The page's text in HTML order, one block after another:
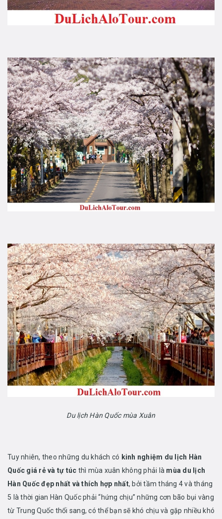
Du lịch Hàn Quốc mùa Xuân
Tuy nhiên, theo những du khách có kinh nghiệm du lịch Hàn
Quốc giá rẻ và tự túc thì mùa xuân không phải là mùa du lịch
Hàn Quốc đẹp nhất và thích hợp nhất, bởi tầm tháng 4 và tháng
5 là thời gian Hàn Quốc phải “hứng chịu” những cơn bão bụi vàng
từ Trung Quốc thổi sang, có thể bạn sẽ khó chịu và gặp nhiều khó